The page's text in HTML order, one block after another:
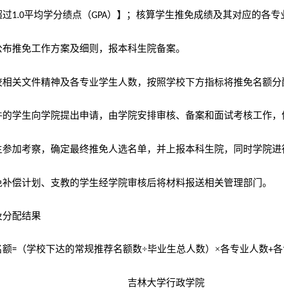
过1.0平均学分绩点（GPA）】 ；核算学生推免成绩及其对应的各
布推免工作方案及细则，报本科生院备案。
关文件精神及各专业学生人数，按照学校下方指标将推免名额分
学生向学院提出申请，由学院安排审核、备案和面试考核工作
参加考察，确定最终推免人选名单，并上报本科生院，同时学院
偿计划、支教的学生经学院审核后将材料报送相关管理部门。
配结果
额= （学校下达的常规推荐名额数÷毕业生总人数）×各专业人数+各
吉林大学行政学院